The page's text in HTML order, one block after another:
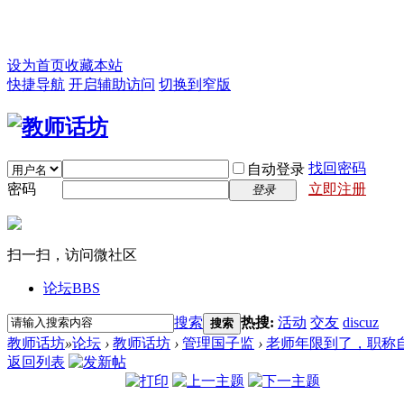
设为首页收藏本站
快捷导航 开启辅助访问 切换到窄版
自动登录 找回密码
密码
登录 立即注册
扫一扫，访问微社区
论坛BBS
搜索 搜索 热搜: 活动 交友 discuz
教师话坊»论坛 › 教师话坊 › 管理国子监 › 老师年限到了，职称
返回列表